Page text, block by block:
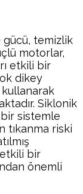
temizlik
motorlar,
etkili bir
dikey
Siklonik
sistemle
tıkanma riski
bir
önemli